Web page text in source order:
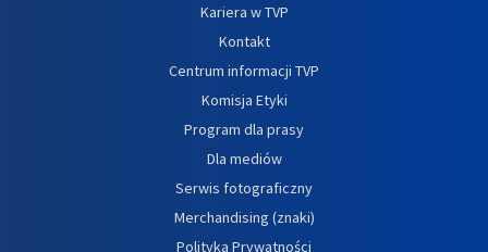
Kariera w TVP
Kontakt
Centrum informacji TVP
Komisja Etyki
Program dla prasy
Dla mediów
Serwis fotograficzny
Merchandising (znaki)
Polityka Prywatności